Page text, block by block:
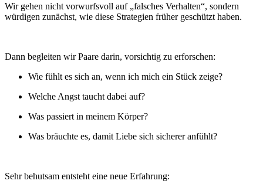
Wir gehen nicht vorwurfsvoll auf „falsches Verhalten“, sondern
würdigen zunächst, wie diese Strategien früher geschützt haben.
Dann begleiten wir Paare darin, vorsichtig zu erforschen:
Wie fühlt es sich an, wenn ich mich ein Stück zeige?
Welche Angst taucht dabei auf?
Was passiert in meinem Körper?
Was bräuchte es, damit Liebe sich sicherer anfühlt?
Sehr behutsam entsteht eine neue Erfahrung: